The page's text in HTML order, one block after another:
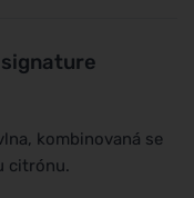
kombinovaná se
citrónu.